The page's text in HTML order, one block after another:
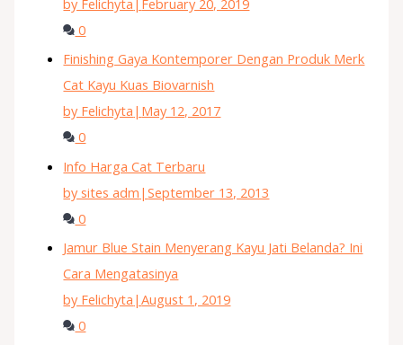
0
Finishing Gaya Kontemporer Dengan Produk Merk
Cat Kayu Kuas Biovarnish
by Felichyta | May 12, 2017
0
Info Harga Cat Terbaru
by sites adm |September 13, 2013
0
Jamur Blue Stain Menyerang Kayu Jati Belanda? Ini
Cara Mengatasinya
by Felichyta |August 1, 2019
0